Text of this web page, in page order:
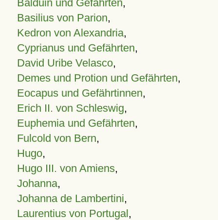
Balduin und Gefährten,
Basilius von Parion,
Kedron von Alexandria,
Cyprianus und Gefährten,
David Uribe Velasco,
Demes und Protion und Gefährten,
Eocapus und Gefährtinnen,
Erich II. von Schleswig,
Euphemia und Gefährten,
Fulcold von Bern,
Hugo,
Hugo III. von Amiens,
Johanna,
Johanna de Lambertini,
Laurentius von Portugal,